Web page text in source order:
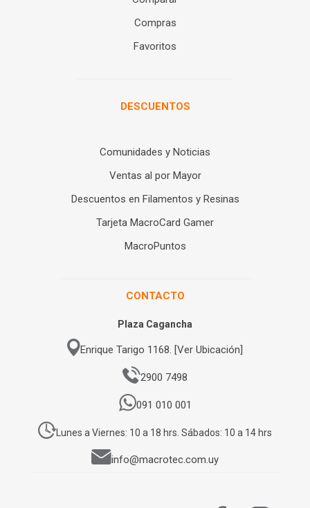
Compras
Favoritos
DESCUENTOS
Comunidades y Noticias
Ventas al por Mayor
Descuentos en Filamentos y Resinas
Tarjeta MacroCard Gamer
MacroPuntos
CONTACTO
Plaza Cagancha
Enrique Tarigo 1168. [Ver Ubicación]
2900 7498
091 010 001
Lunes a Viernes: 10 a 18 hrs. Sábados: 10 a 14 hrs
info@macrotec.com.uy